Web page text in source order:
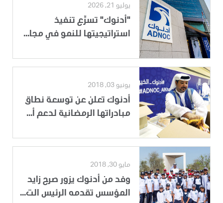
يوليو 21, 2026
"أدنوك" تسرِّع تنفيذ
استراتيجيتها للنمو في مجا...
يونيو 03, 2018
أدنوك تعلن عن توسعة نطاق
مبادراتها الرمضانية لدعم أ...
مايو 30, 2018
وفد من أدنوك يزور صرح زايد
المؤسس تقدمه الرئيس الت...